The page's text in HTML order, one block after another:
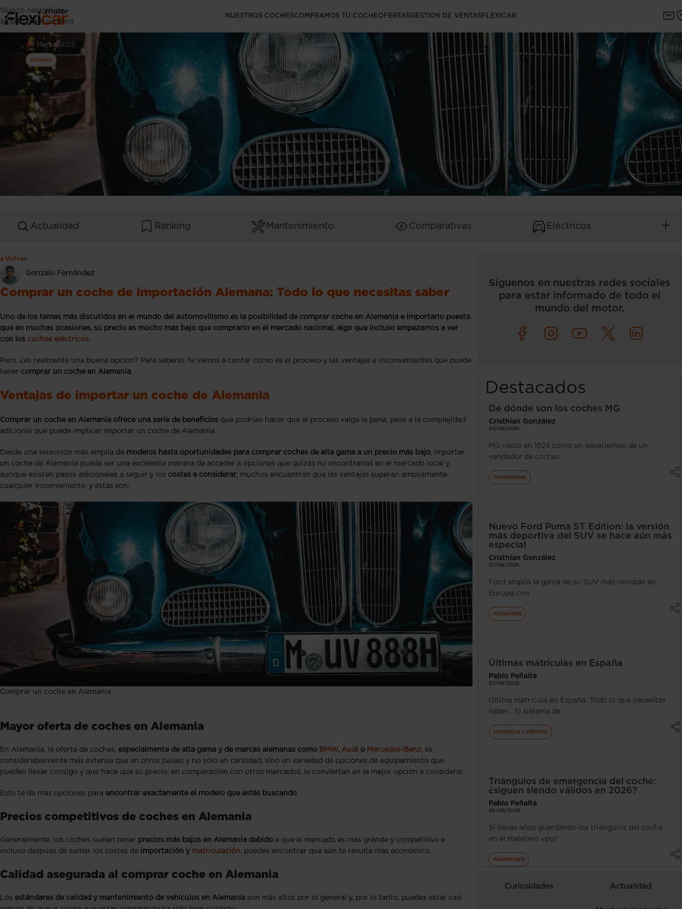
Skip to navigation
Skip to main content
NUESTROS COCHESCOMPRAMOS TU COCHEOFERTASGESTION DE VENTASFLEXICAR
Comprar un coche en Alemania
19 Marzo 2025
Consejos
Actualidad Ranking Mantenimiento Comparativas Eléctricos
Volver
Gonzalo Fernández
Comprar un coche de importación Alemana: Todo lo que necesitas saber
Uno de los temas más discutidos en el mundo del automovilismo es la posibilidad de comprar coche en Alemania e importarlo puesto
que en muchas ocasiones, su precio es mucho más bajo que comprarlo en el mercado nacional, algo que incluso empezamos a ver
con los coches eléctricos.
Pero, ¿es realmente una buena opción? Para saberlo, te vamos a contar cómo es el proceso y las ventajas e inconvenientes que puede
tener comprar un coche en Alemania.
Ventajas de importar un coche de Alemania
Comprar un coche en Alemania ofrece una serie de beneficios que podrían hacer que el proceso valga la pena, pese a la complejidad
adicional que puede implicar importar un coche de Alemania.
Desde una selección más amplia de modelos hasta oportunidades para comprar coches de alta gama a un precio más bajo, importar
un coche de Alemania puede ser una excelente manera de acceder a opciones que quizás no encontrarías en el mercado local y,
aunque existen pasos adicionales a seguir y los costes a considerar, muchos encuentran que las ventajas superan ampliamente
cualquier inconveniente, y estas son:
Comprar un coche en Alemania
Mayor oferta de coches en Alemania
En Alemania, la oferta de coches, especialmente de alta gama y de marcas alemanas como BMW, Audi o Mercedes-Benz, es
considerablemente más extensa que en otros países y no sólo en cantidad, sino en variedad de opciones de equipamiento que
pueden llevar consigo y que hace que su precio, en comparación con otros mercados, le conviertan en la mejor opción a considerar.
Esto te da más opciones para encontrar exactamente el modelo que estás buscando.
Precios competitivos de coches en Alemania
Generalmente, los coches suelen tener precios más bajos en Alemania debido a que el mercado es más grande y competitivo e
incluso después de sumar los costes de importación y matriculación, puedes encontrar que aún te resulta más económico.
Calidad asegurada al comprar coche en Alemania
Los estándares de calidad y mantenimiento de vehículos en Alemania son más altos por lo general y, por lo tanto, puedes estar casi
Síguenos en nuestras redes sociales
para estar informado de todo el
mundo del motor.
Destacados
De dónde son los coches MG
Cristhian González
07/08/2026
MG nació en 1924 como un pasatiempo de un
vendedor de coches
Curiosidades
Nuevo Ford Puma ST Edition: la versión
más deportiva del SUV se hace aún más
especial
Cristhian González
07/08/2026
Ford amplía la gama de su SUV más vendido en
Europa con
Actualidad
Últimas matrículas en España
Pablo Peñalta
07/08/2026
Última matrícula en España: Todo lo que necesitas
saber… El sistema de
Normativa y trámites
Triángulos de emergencia del coche:
¿siguen siendo válidos en 2026?
Pablo Peñalta
06/08/2026
Si llevas años guardando los triángulos del coche
en el maletero «por
Autoescuela
Curiosidades Actualidad